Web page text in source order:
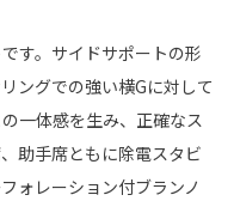
す。サイドサポートの形
ングでの強い横Gに対して
一体感を生み、正確なス
助手席ともに除電スタビ
ォレーション付ブランノ